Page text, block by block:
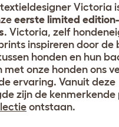
Victoria
eerste limited
. Victoria, zelf
inspireren door de
honden en hun
met onze honden ons
ervaring. Vanuit deze
zijn de kenmerkende
ontstaan.